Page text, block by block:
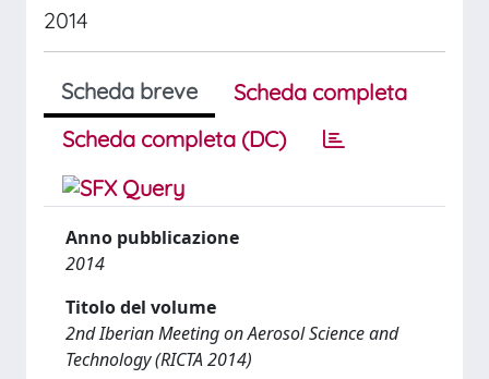
2014
Scheda breve
Scheda completa
Scheda completa (DC)
Anno pubblicazione
2014
Titolo del volume
2nd Iberian Meeting on Aerosol Science and
Technology (RICTA 2014)